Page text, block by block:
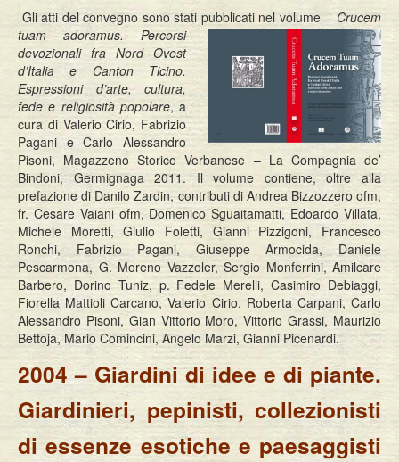
Gli atti del convegno sono stati pubblicati nel volume
Crucem
tuam adoramus. Percorsi
devozionali fra Nord Ovest
d’Italia e Canton Ticino.
Espressioni d’arte, cultura,
fede e religiosità popolare, a
cura di Valerio Cirio, Fabrizio
Pagani e Carlo Alessandro
Pisoni, Magazzeno Storico Verbanese – La Compagnia de’
Bindoni, Germignaga 2011. Il volume contiene, oltre alla
prefazione di Danilo Zardin, contributi di Andrea Bizzozzero ofm,
fr. Cesare Vaiani ofm, Domenico Sguaitamatti, Edoardo Villata,
Michele Moretti, Giulio Foletti, Gianni Pizzigoni, Francesco
Ronchi, Fabrizio Pagani, Giuseppe Armocida, Daniele
Pescarmona, G. Moreno Vazzoler, Sergio Monferrini, Amilcare
Barbero, Dorino Tuniz, p. Fedele Merelli, Casimiro Debiaggi,
Fiorella Mattioli Carcano, Valerio Cirio, Roberta Carpani, Carlo
Alessandro Pisoni, Gian Vittorio Moro, Vittorio Grassi, Maurizio
Bettoja, Mario Comincini, Angelo Marzi, Gianni Picenardi.
2004 – Giardini di idee e di piante.
Giardinieri, pepinisti, collezionisti
di essenze esotiche e paesaggisti